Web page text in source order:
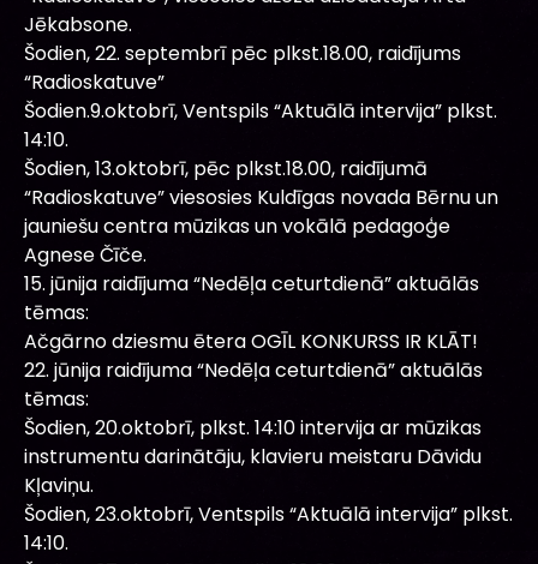
Jēkabsone.
Šodien, 22. septembrī pēc plkst.18.00, raidījums
“Radioskatuve”
Šodien.9.oktobrī, Ventspils “Aktuālā intervija” plkst.
14:10.
Šodien, 13.oktobrī, pēc plkst.18.00, raidījumā
“Radioskatuve” viesosies Kuldīgas novada Bērnu un
jauniešu centra mūzikas un vokālā pedagoģe
Agnese Čīče.
15. jūnija raidījuma “Nedēļa ceturtdienā” aktuālās
tēmas:
Ačgārno dziesmu ētera OGĪL KONKURSS IR KLĀT!
22. jūnija raidījuma “Nedēļa ceturtdienā” aktuālās
tēmas:
Šodien, 20.oktobrī, plkst. 14:10 intervija ar mūzikas
instrumentu darinātāju, klavieru meistaru Dāvidu
Kļaviņu.
Šodien, 23.oktobrī, Ventspils “Aktuālā intervija” plkst.
14:10.